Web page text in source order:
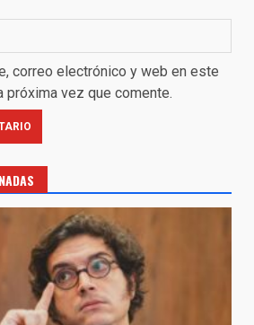
correo electrónico y web en este
próxima vez que comente.